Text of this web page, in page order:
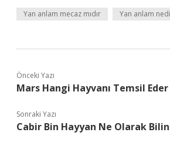
Yan anlam mecaz mıdır Yan anlam
Önceki Yazı
Mars Hangi Hayvanı Temsil Eder
Sonraki Yazı
Cabir Bin Hayyan Ne Olarak